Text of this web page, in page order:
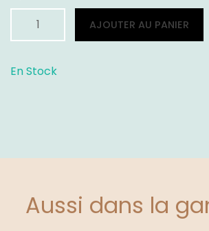
Gobelets
AJOUTER AU PANIER
Alternative:
En Stock
Aussi dans la